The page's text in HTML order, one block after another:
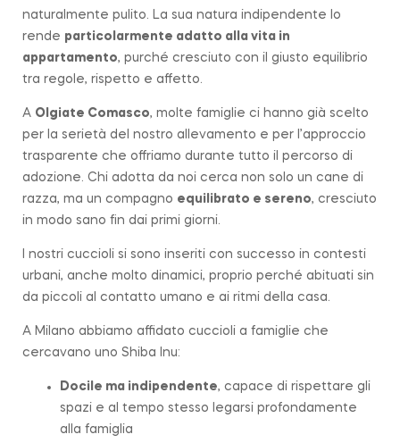
naturalmente pulito. La sua natura indipendente lo
rende particolarmente adatto alla vita in
appartamento, purché cresciuto con il giusto equilibrio
tra regole, rispetto e affetto.
A Olgiate Comasco, molte famiglie ci hanno già scelto
per la serietà del nostro allevamento e per l’approccio
trasparente che offriamo durante tutto il percorso di
adozione. Chi adotta da noi cerca non solo un cane di
razza, ma un compagno equilibrato e sereno, cresciuto
in modo sano fin dai primi giorni.
I nostri cuccioli si sono inseriti con successo in contesti
urbani, anche molto dinamici, proprio perché abituati sin
da piccoli al contatto umano e ai ritmi della casa.
A Milano abbiamo affidato cuccioli a famiglie che
cercavano uno Shiba Inu:
Docile ma indipendente, capace di rispettare gli
spazi e al tempo stesso legarsi profondamente
alla famiglia